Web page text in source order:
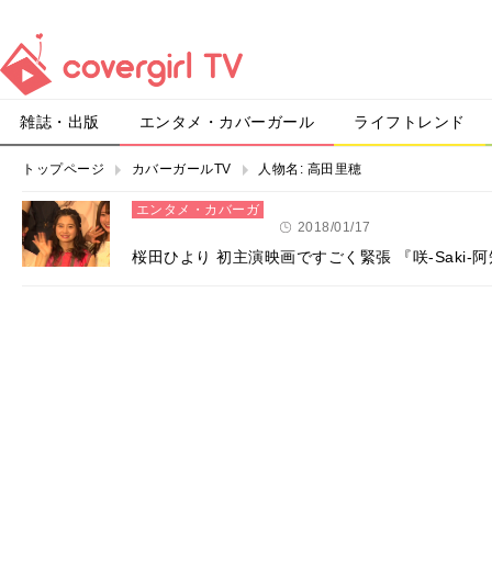
雑誌・出版 エンタメ・カバーガール ライフトレンド
トップページ カバーガールTV 人物名: 高田里穂
エンタメ・カバーガ
2018/01/17
桜田ひより 初主演映画ですごく緊張 『咲-Saki-